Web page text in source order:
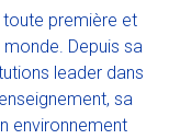
toute première et
Depuis sa
leader dans
sa
environnement